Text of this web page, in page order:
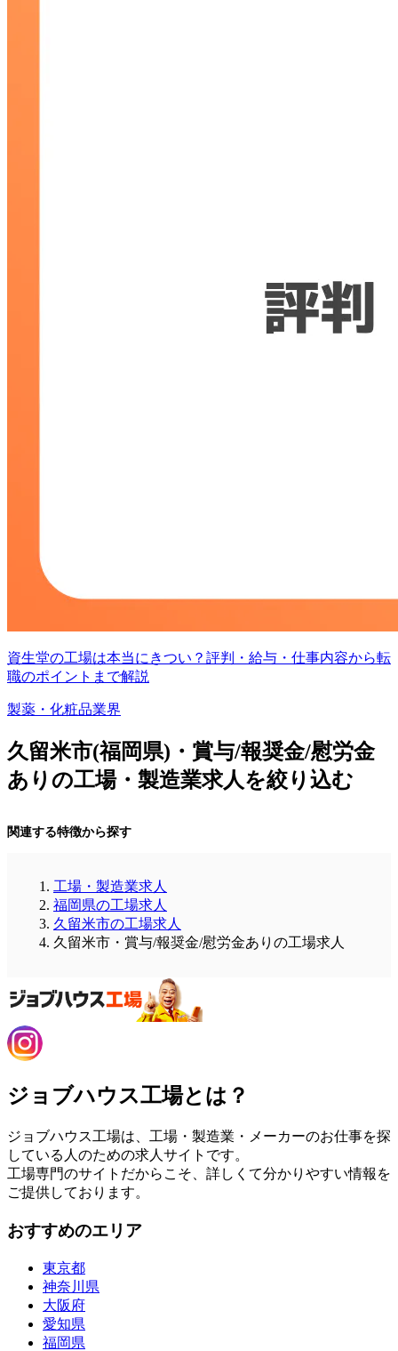
資生堂の工場は本当にきつい？評判・給与・仕事内容から転
職のポイントまで解説
製薬・化粧品業界
久留米市(福岡県)・賞与/報奨金/慰労金
ありの工場・製造業求人を絞り込む
関連する特徴から探す
工場・製造業求人
福岡県の工場求人
久留米市の工場求人
久留米市・賞与/報奨金/慰労金ありの工場求人
ジョブハウス工場とは？
ジョブハウス工場は、工場・製造業・メーカーのお仕事を探
している人のための求人サイトです。
工場専門のサイトだからこそ、詳しくて分かりやすい情報を
ご提供しております。
おすすめのエリア
東京都
神奈川県
大阪府
愛知県
福岡県